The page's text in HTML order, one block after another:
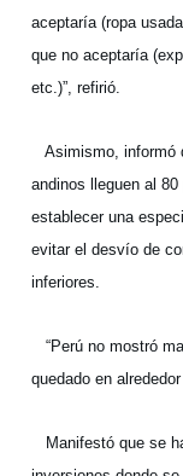
aceptaría (ropa
que no aceptaría
etc.)”, refirió.
Asimismo, informó
andinos lleguen al
establecer una
evitar el desvío de
inferiores.
“Perú no mostró
quedado en
Manifestó que se